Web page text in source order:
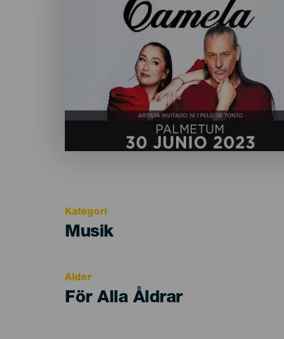
Kategori
Categoría
Musik
Ålder
Edad
För Alla Åldrar